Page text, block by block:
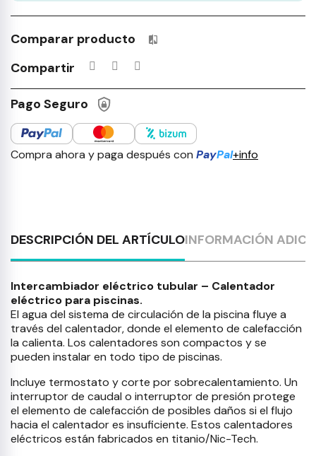
Comparar producto Productos incluidos en tu lista
Compartir
Pago Seguro
Compra ahora y paga después con PayPal+info
DESCRIPCIÓN DEL ARTÍCULOINFORMACIÓN
Intercambiador eléctrico tubular – Calentador
eléctrico para piscinas.
El agua del sistema de circulación de la piscina fluye a
través del calentador, donde el elemento de calefacción
la calienta. Los calentadores son compactos y se
pueden instalar en todo tipo de piscinas.
Incluye termostato y corte por sobrecalentamiento. Un
interruptor de caudal o interruptor de presión protege
el elemento de calefacción de posibles daños si el flujo
hacia el calentador es insuficiente. Estos calentadores
eléctricos están fabricados en titanio/Nic-Tech.